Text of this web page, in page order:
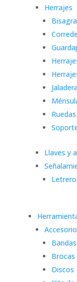
Herrajes
Llaves y
Brocas
Discos